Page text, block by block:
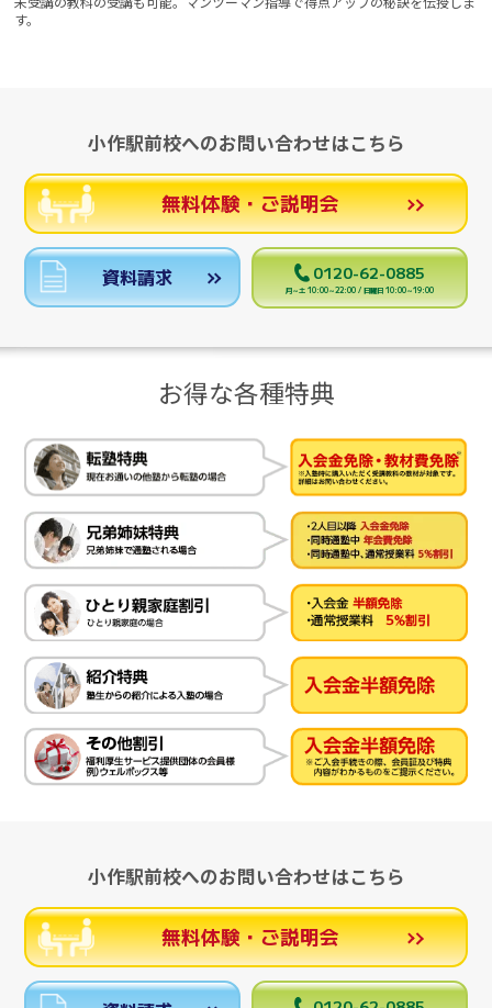
す。
小作駅前校へのお問い合わせはこちら
無料体験・ご説明会
資料請求 0120-62-0885
月～土 10:00～22:00 / 日曜日 10:00～19:00
お得な各種特典
小作駅前校へのお問い合わせはこちら
無料体験・ご説明会